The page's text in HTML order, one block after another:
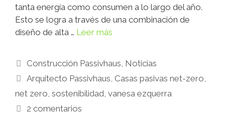
tanta energía como consumen a lo largo del año.
Esto se logra a través de una combinación de
diseño de alta … Leer más
Construcción Passivhaus Noticias
Arquitecto Passivhaus Casas pasivas net-zero
net zero sostenibilidad vanesa ezquerra
2 comentarios